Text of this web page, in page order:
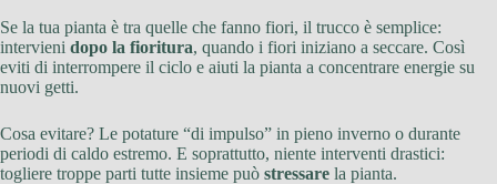
Se la tua pianta è tra quelle che fanno fiori, il trucco è semplice:
intervieni dopo la fioritura, quando i fiori iniziano a seccare. Così
eviti di interrompere il ciclo e aiuti la pianta a concentrare energie su
nuovi getti.
Cosa evitare? Le potature “di impulso” in pieno inverno o durante
periodi di caldo estremo. E soprattutto, niente interventi drastici:
togliere troppe parti tutte insieme può stressare la pianta.